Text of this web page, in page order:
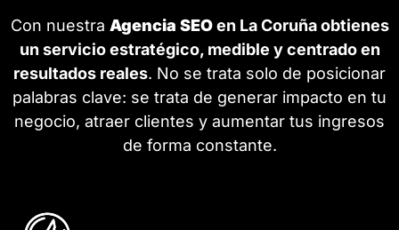
Con nuestra Agencia SEOen La Coruña obtienes
un servicio estratégico, medible y centrado en
resultados reales. No se trata solo de posicionar
palabras clave: se trata de generar impacto en tu
negocio, atraer clientes y aumentar tus ingresos
de forma constante.